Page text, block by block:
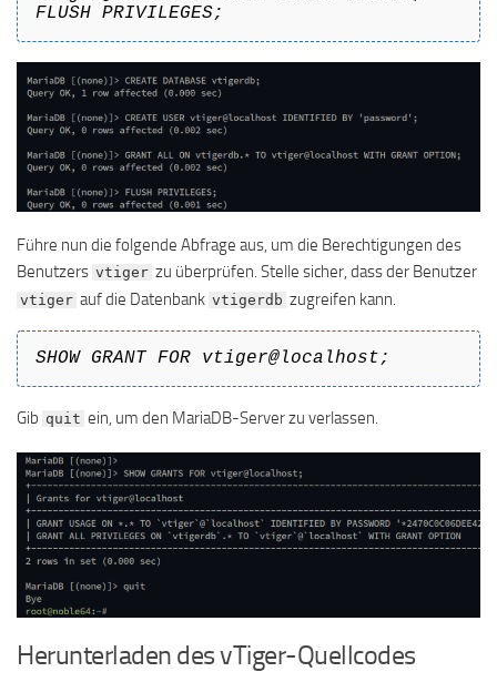
FLUSH PRIVILEGES;
Führe nun die folgende Abfrage aus, um die Berechtigungen des
Benutzers vtiger zu überprüfen. Stelle sicher, dass der Benutzer
vtiger auf die Datenbank vtigerdb zugreifen kann.
SHOW GRANT FOR vtiger@localhost;
Gib quit ein, um den MariaDB-Server zu verlassen.
Herunterladen des vTiger-Quellcodes